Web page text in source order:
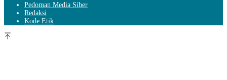
Pedoman Media Siber
Redaksi
Kode Etik